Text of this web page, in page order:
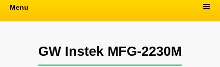
Menu
GW Instek MFG-2230M